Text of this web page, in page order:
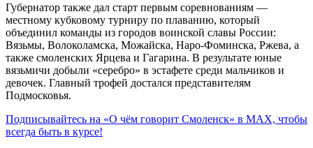
Губернатор также дал старт первым соревнованиям —
местному кубковому турниру по плаванию, который
объединил команды из городов воинской славы России:
Вязьмы, Волоколамска, Можайска, Наро-Фоминска, Ржева, а
также смоленских Ярцева и Гагарина. В результате юные
вязьмичи добыли «серебро» в эстафете среди мальчиков и
девочек. Главный трофей достался представителям
Подмосковья.
Подписывайтесь на «О чём говорит Смоленск» в MAX, чтобы
всегда быть в курсе!